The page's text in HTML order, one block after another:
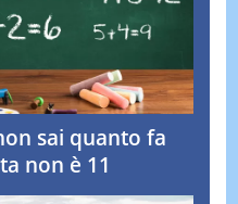
sai quanto fa
non è 11